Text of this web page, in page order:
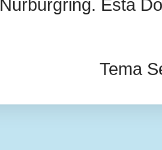
Nürburgring. Esta
Tema